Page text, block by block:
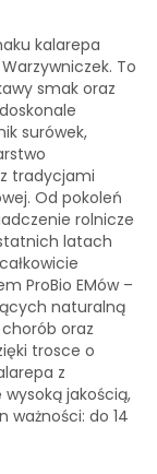
kalarepa
To
smak oraz
surówek,
tradycjami
Od pokoleń
rolnicze
latach
ProBio EMów –
naturalną
oraz
trosce o
z
jakością,
ważności: do 14